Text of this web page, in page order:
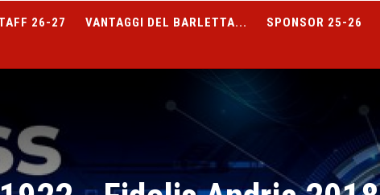
26-27 VANTAGGI DEL BARLETTA... SPONSOR 25-26